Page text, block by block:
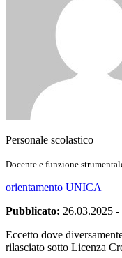
Personale scolastico
Docente e funzione
orientamento UNICA
Pubblicato: 26.03.2025 -
Eccetto dove
rilasciato sotto Licenza